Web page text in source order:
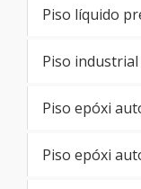
Piso líquido
Piso
Piso epóxi
Piso epóxi